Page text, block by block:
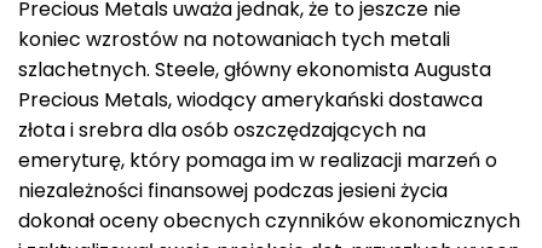
Precious Metals uważa jednak, że to jeszcze nie
koniec wzrostów na notowaniach tych metali
szlachetnych. Steele, główny ekonomista Augusta
Precious Metals, wiodący amerykański dostawca
złota i srebra dla osób oszczędzających na
emeryturę, który pomaga im w realizacji marzeń o
niezależności finansowej podczas jesieni życia
dokonał oceny obecnych czynników ekonomicznych